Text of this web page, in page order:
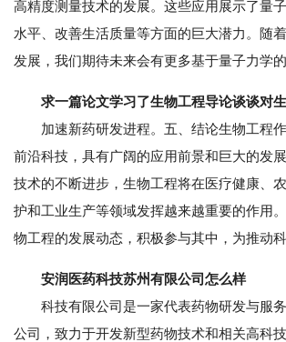
高精度测量技术的发展。这些应用展示了量
水平、改善生活质量等方面的巨大潜力。随
发展，我们期待未来会有更多基于量子力学的
求一篇论文学习了生物工程导论谈谈对
加速新药研发进程。五、结论生物工程作
前沿科技，具有广阔的应用前景和巨大的发
技术的不断进步，生物工程将在医疗健康、
护和工业生产等领域发挥越来越重要的作用
物工程的发展动态，积极参与其中，为推动科
安润医药科技苏州有限公司怎么样
科技有限公司是一家代表药物研发与服务
公司，致力于开发新型药物技术和相关高科